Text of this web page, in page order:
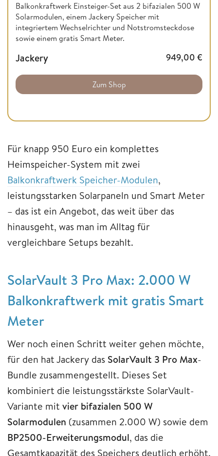
Balkonkraftwerk Einsteiger-Set aus 2 bifazialen 500 W
Solarmodulen, einem Jackery Speicher mit
integriertem Wechselrichter und Notstromsteckdose
sowie einem gratis Smart Meter.
Jackery 949,00 €
Zum Shop
Für knapp 950 Euro ein komplettes
Heimspeicher-System mit zwei
Balkonkraftwerk Speicher-Modulen,
leistungsstarken Solarpaneln und Smart Meter
– das ist ein Angebot, das weit über das
hinausgeht, was man im Alltag für
vergleichbare Setups bezahlt.
SolarVault 3 Pro Max: 2.000 W
Balkonkraftwerk mit gratis Smart
Meter
Wer noch einen Schritt weiter gehen möchte,
für den hat Jackery das SolarVault 3 Pro Max-
Bundle zusammengestellt. Dieses Set
kombiniert die leistungsstärkste SolarVault-
Variante mit vier bifazialen 500 W
Solarmodulen (zusammen 2.000 W) sowie dem
BP2500-Erweiterungsmodul, das die
Gesamtkapazität des Speichers deutlich erhöht.